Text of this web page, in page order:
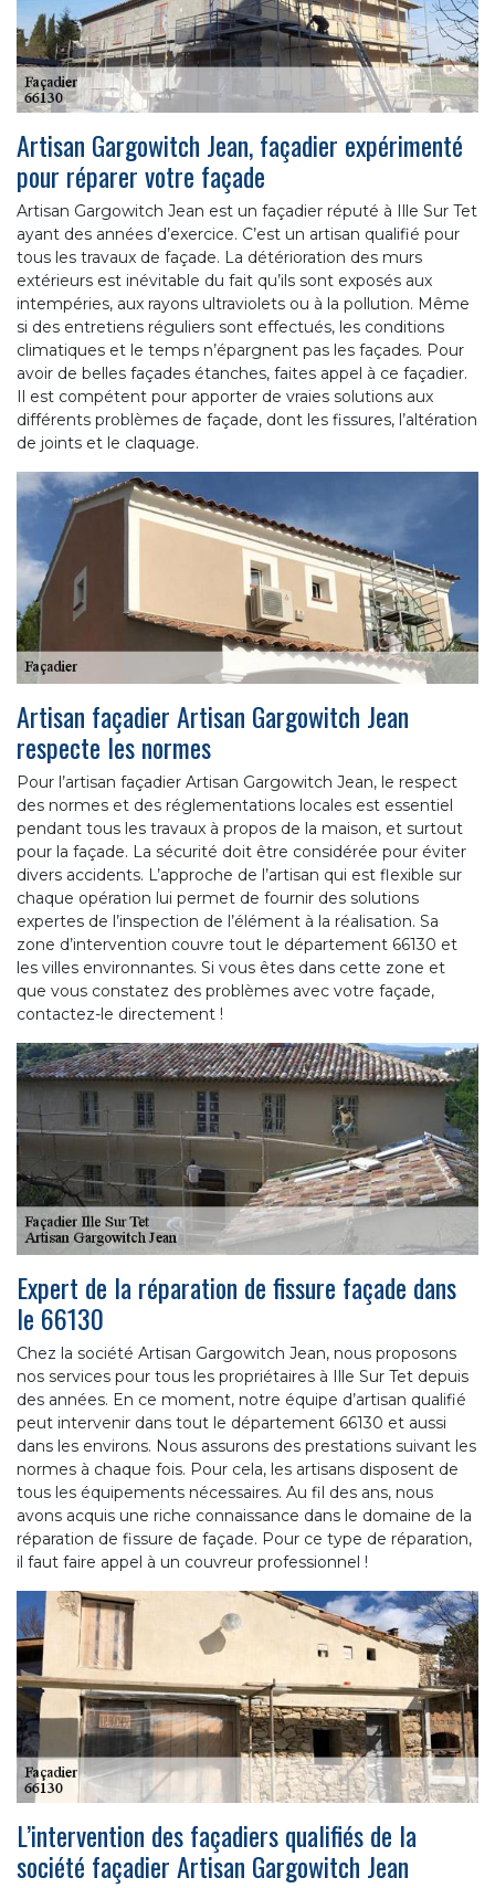
Artisan Gargowitch Jean, façadier expérimenté
pour réparer votre façade
Artisan Gargowitch Jean est un façadier réputé à Ille Sur Tet
ayant des années d’exercice. C’est un artisan qualifié pour
tous les travaux de façade. La détérioration des murs
extérieurs est inévitable du fait qu’ils sont exposés aux
intempéries, aux rayons ultraviolets ou à la pollution. Même
si des entretiens réguliers sont effectués, les conditions
climatiques et le temps n’épargnent pas les façades. Pour
avoir de belles façades étanches, faites appel à ce façadier.
Il est compétent pour apporter de vraies solutions aux
différents problèmes de façade, dont les fissures, l’altération
de joints et le claquage.
Artisan façadier Artisan Gargowitch Jean
respecte les normes
Pour l’artisan façadier Artisan Gargowitch Jean, le respect
des normes et des réglementations locales est essentiel
pendant tous les travaux à propos de la maison, et surtout
pour la façade. La sécurité doit être considérée pour éviter
divers accidents. L’approche de l’artisan qui est flexible sur
chaque opération lui permet de fournir des solutions
expertes de l’inspection de l’élément à la réalisation. Sa
zone d’intervention couvre tout le département 66130 et
les villes environnantes. Si vous êtes dans cette zone et
que vous constatez des problèmes avec votre façade,
contactez-le directement !
Expert de la réparation de fissure façade dans
le 66130
Chez la société Artisan Gargowitch Jean, nous proposons
nos services pour tous les propriétaires à Ille Sur Tet depuis
des années. En ce moment, notre équipe d’artisan qualifié
peut intervenir dans tout le département 66130 et aussi
dans les environs. Nous assurons des prestations suivant les
normes à chaque fois. Pour cela, les artisans disposent de
tous les équipements nécessaires. Au fil des ans, nous
avons acquis une riche connaissance dans le domaine de la
réparation de fissure de façade. Pour ce type de réparation,
il faut faire appel à un couvreur professionnel !
L’intervention des façadiers qualifiés de la
société façadier Artisan Gargowitch Jean